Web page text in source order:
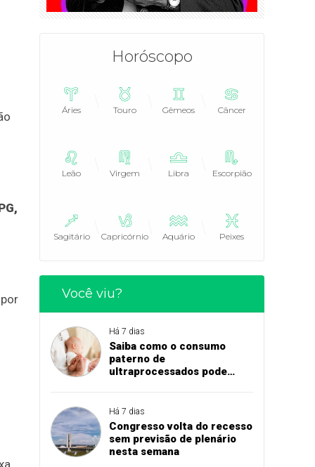
Horóscopo
Áries Touro Gêmeos Câncer
Leão Virgem Libra Escorpião
Sagitário Capricórnio Aquário Peixes
Você viu?
Há 7 dias
Saiba como o consumo
paterno de
ultraprocessados pode
Há 7 dias
Congresso volta do recesso
sem previsão de plenário
nesta semana